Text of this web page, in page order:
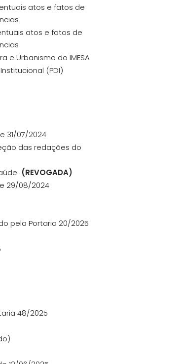
atos e fatos de
atos e fatos de
e Urbanismo do IMESA
(PDI)
31/07/2024
das redações do
(REVOGADA)
29/08/2024
pela Portaria 20/2025
48/2025